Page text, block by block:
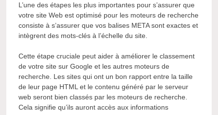
L’une des étapes les plus importantes pour s’assurer que
votre site Web est optimisé pour les moteurs de recherche
consiste à s’assurer que vos balises META sont exactes et
intègrent des mots-clés à l’échelle du site.
Cette étape cruciale peut aider à améliorer le classement
de votre site sur Google et les autres moteurs de
recherche. Les sites qui ont un bon rapport entre la taille
de leur page HTML et le contenu généré par le serveur
web seront bien classés par les moteurs de recherche.
Cela signifie qu’ils auront accès aux informations